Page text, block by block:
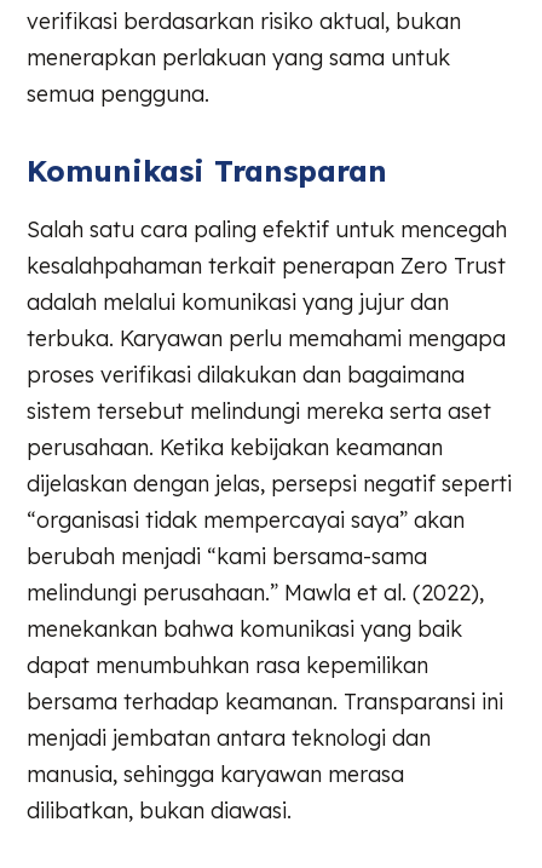
verifikasi berdasarkan risiko aktual, bukan
menerapkan perlakuan yang sama untuk
semua pengguna.
Komunikasi Transparan
Salah satu cara paling efektif untuk mencegah
kesalahpahaman terkait penerapan Zero Trust
adalah melalui komunikasi yang jujur dan
terbuka. Karyawan perlu memahami mengapa
proses verifikasi dilakukan dan bagaimana
sistem tersebut melindungi mereka serta aset
perusahaan. Ketika kebijakan keamanan
dijelaskan dengan jelas, persepsi negatif seperti
“organisasi tidak mempercayai saya” akan
berubah menjadi “kami bersama-sama
melindungi perusahaan.” Mawla et al. (2022),
menekankan bahwa komunikasi yang baik
dapat menumbuhkan rasa kepemilikan
bersama terhadap keamanan. Transparansi ini
menjadi jembatan antara teknologi dan
manusia, sehingga karyawan merasa
dilibatkan, bukan diawasi.